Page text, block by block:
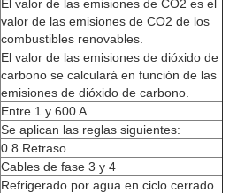
El valor de las emisiones de CO2 es el
valor de las emisiones de CO2 de los
combustibles renovables.
El valor de las emisiones de dióxido de
carbono se calculará en función de las
emisiones de dióxido de carbono.
Entre 1 y 600 A
Se aplican las reglas siguientes:
0.8 Retraso
Cables de fase 3 y 4
Refrigerado por agua en ciclo cerrado